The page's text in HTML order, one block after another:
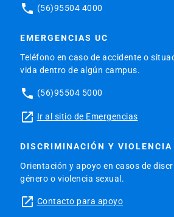
phone (56)95504 4000
EMERGENCIAS UC
Teléfono en caso de accidente o
vida dentro de algún campus.
phone (56)95504 5000
launch Ir al sitio de Emergencias
DISCRIMINACIÓN Y VIOLENCIA
Orientación y apoyo en casos de
género o violencia sexual.
launch Contacto para apoyo